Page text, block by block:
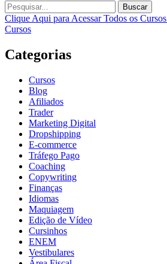
Buscar
Clique Aqui para Acessar Todos os Cursos
Cursos
Categorias
Cursos
Blog
Afiliados
Trader
Marketing Digital
Dropshipping
E-commerce
Tráfego Pago
Coaching
Copywriting
Finanças
Idiomas
Maquiagem
Edição de Vídeo
Cursinhos
ENEM
Vestibulares